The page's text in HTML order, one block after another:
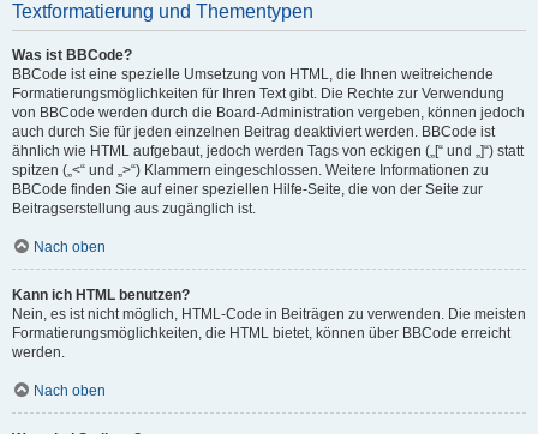
Textformatierung und Thementypen
Was ist BBCode?
BBCode ist eine spezielle Umsetzung von HTML, die Ihnen weitreichende
Formatierungsmöglichkeiten für Ihren Text gibt. Die Rechte zur Verwendung
von BBCode werden durch die Board-Administration vergeben, können jedoch
auch durch Sie für jeden einzelnen Beitrag deaktiviert werden. BBCode ist
ähnlich wie HTML aufgebaut, jedoch werden Tags von eckigen („[“ und „]“) statt
spitzen („<“ und „>“) Klammern eingeschlossen. Weitere Informationen zu
BBCode finden Sie auf einer speziellen Hilfe-Seite, die von der Seite zur
Beitragserstellung aus zugänglich ist.
Nach oben
Kann ich HTML benutzen?
Nein, es ist nicht möglich, HTML-Code in Beiträgen zu verwenden. Die meisten
Formatierungsmöglichkeiten, die HTML bietet, können über BBCode erreicht
werden.
Nach oben